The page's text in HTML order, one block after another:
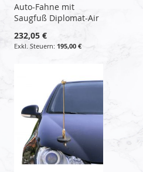
Auto-Fahne mit
Saugfuß Diplomat-Air
232,05 €
195,00 €